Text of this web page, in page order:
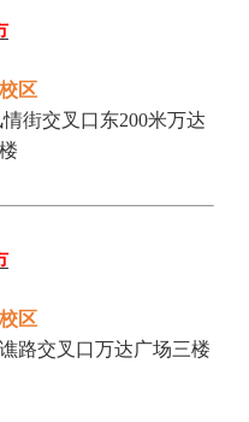
区
街交叉口东200米万达
区
路交叉口万达广场三楼